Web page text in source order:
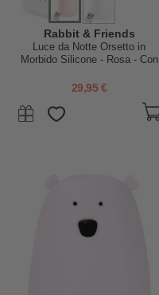
Rabbit & Friends
Luce da Notte Orsetto in
Morbido Silicone - Rosa - Con
29,95 €